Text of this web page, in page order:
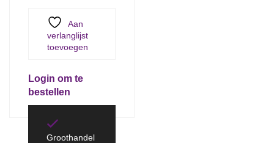
Aan
verlanglijst
toevoegen
Login om te
bestellen
Groothandel